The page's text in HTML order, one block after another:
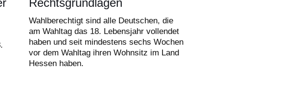
Rechtsgrundlagen
Wahlberechtigt sind alle Deutschen, die
am Wahltag das 18. Lebensjahr vollendet
haben und seit mindestens sechs Wochen
vor dem Wahltag ihren Wohnsitz im Land
Hessen haben.